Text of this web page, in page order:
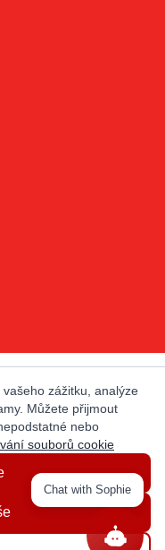
CANADA
USA
zážitku, analýze
Můžete přijmout
nebo
souborů cookie
Chat with Sophie